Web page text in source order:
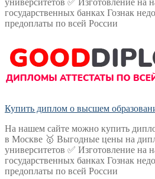
университетов ✅ Изготовление на
государственных банках Гознак
предоплаты по всей России
Купить диплом о высшем
На нашем сайте можно купить
в Москве 🥇 Выгодные цены на
университетов ✅ Изготовление на
государственных банках Гознак
предоплаты по всей России